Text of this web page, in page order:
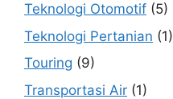
Teknologi Otomotif (5)
Teknologi Pertanian (1)
Touring (9)
Transportasi Air (1)